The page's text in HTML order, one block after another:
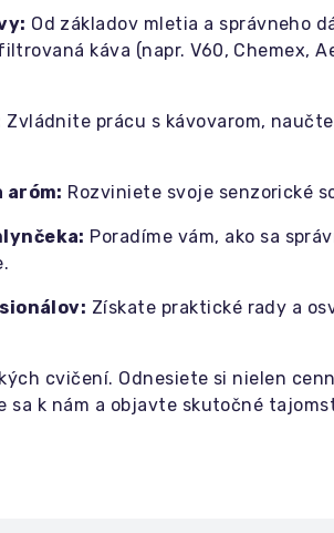
Od základov mletia a správneho
káva (napr. V60, Chemex,
Zvládnite prácu s kávovarom,
Rozviniete svoje senzorické
Poradíme vám, ako sa
Získate praktické rady a
cvičení. Odnesiete si nielen
sa k nám a objavte skutočné